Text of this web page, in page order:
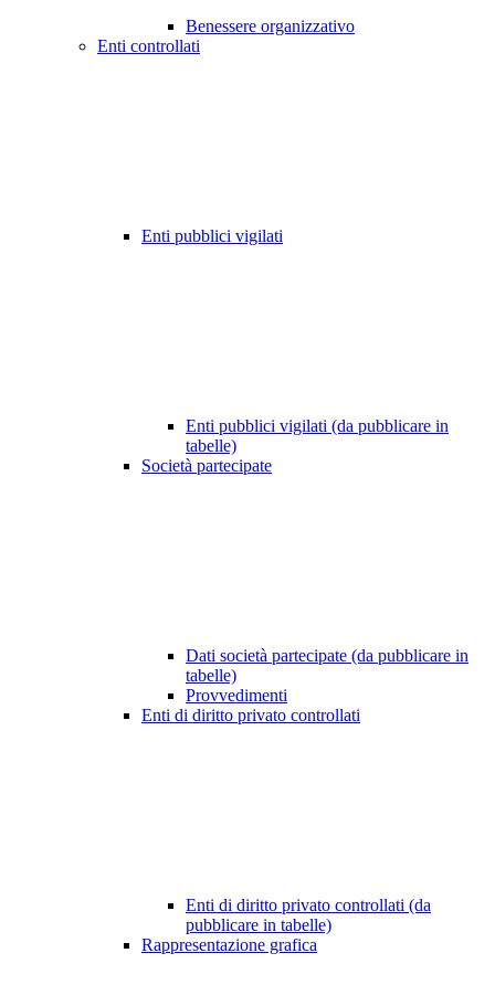
Benessere organizzativo
Enti controllati
Enti pubblici vigilati
Enti pubblici vigilati (da pubblicare in
tabelle)
Società partecipate
Dati società partecipate (da pubblicare in
tabelle)
Provvedimenti
Enti di diritto privato controllati
Enti di diritto privato controllati (da
pubblicare in tabelle)
Rappresentazione grafica